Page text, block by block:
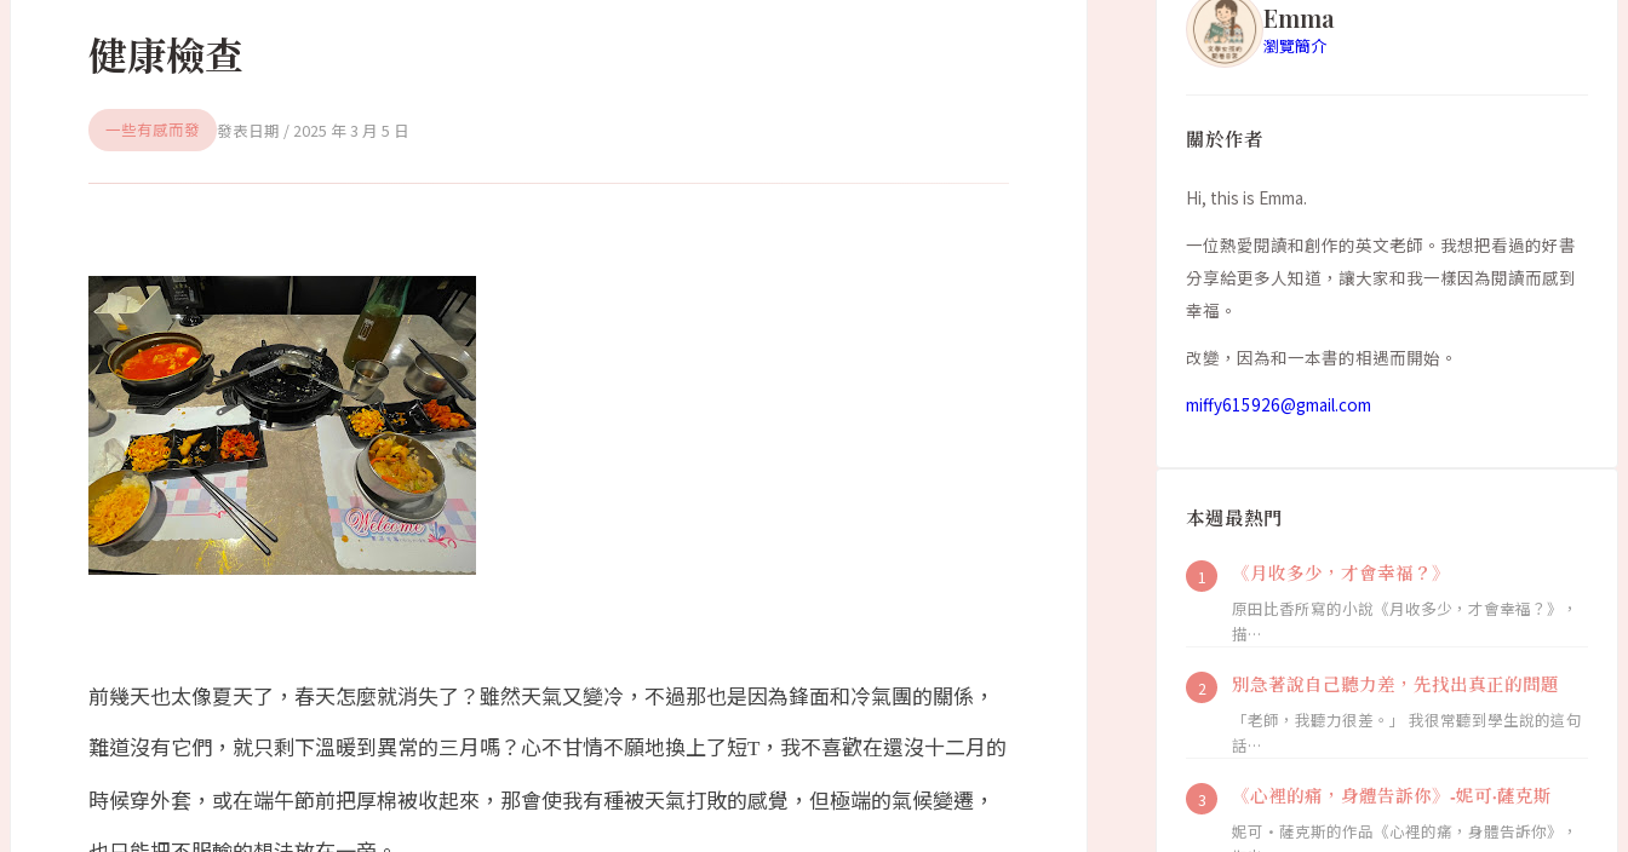
健康檢查
一些有感而發 2025 年 3 月 5 日
前幾天也太像夏天了，春天怎麼就消失了？雖然天氣又變冷，不過那也是因為鋒面和冷氣團的關係，
難道沒有它們，就只剩下溫暖到異常的三月嗎？心不甘情不願地換上了短T ，我不喜歡在還沒十二月的
時候穿外套，或在端午節前把厚棉被收起來，那會使我有種被天氣打敗的感覺，但極端的氣候變遷，
Emma
瀏覽簡介
關於作者
Hi, this is Emma.
一位熱愛閱讀和創作的英文老師。我想把看過的好書
分享給更多人知道，讓大家和我一樣因為閱讀而感到
幸福。
改變，因為和一本書的相遇而開始。
miffy615926@gmail.com
本週最熱門
《月收多少，才會幸福？》
原田比香所寫的小說《月收多少，才會幸福？》，
描…
別急著說自己聽力差，先找出真正的問題
「老師，我聽力很差。」 我很常聽到學生說的這句
話…
《心裡的痛，身體告訴你》-妮可·薩克斯
妮可·薩克斯的作品《心裡的痛，身體告訴你》，